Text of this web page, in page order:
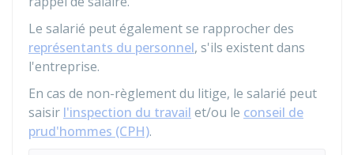
Le salarié peut également se rapprocher des
représentants du personnel, s'ils existent dans
l'entreprise.
En cas de non-règlement du litige, le salarié peut
saisir l'inspection du travail et/ou le conseil de
prud'hommes (CPH).